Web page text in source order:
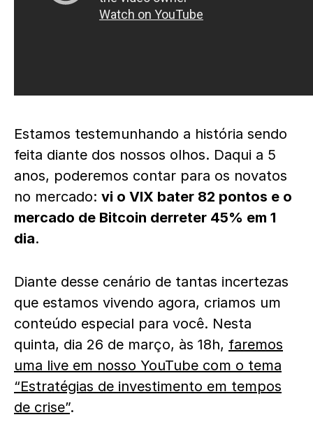
Estamos testemunhando a história sendo
feita diante dos nossos olhos. Daqui a 5
anos, poderemos contar para os novatos
no mercado: vi o VIX bater 82 pontos e o
mercado de Bitcoin derreter 45% em 1
dia.
Diante desse cenário de tantas incertezas
que estamos vivendo agora, criamos um
conteúdo especial para você. Nesta
quinta, dia 26 de março, às 18h, faremos
uma live em nosso YouTube com o tema
“Estratégias de investimento em tempos
de crise”.